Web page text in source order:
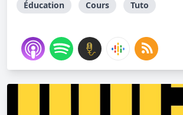
Éducation Cours Tuto